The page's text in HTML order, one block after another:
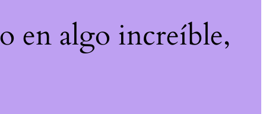
en algo increíble,